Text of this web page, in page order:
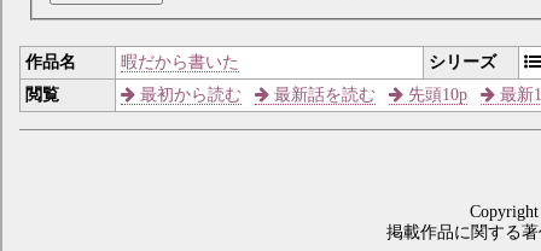
作品名 暇だから書いた
シリーズ
閲覧
最初から読む 最新話を読む 先頭10p 最新
掲載作品に関する